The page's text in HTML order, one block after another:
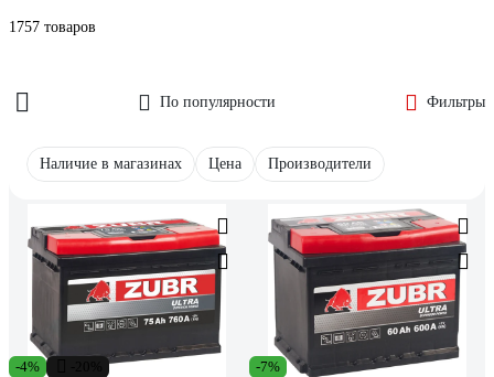
1757 товаров
По популярности Фильтры
Наличие в магазинах Цена Производители
-4% -7%